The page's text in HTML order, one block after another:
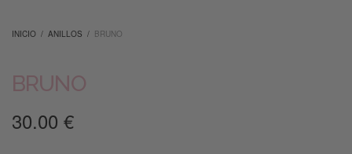
INICIO / ANILLOS / BRUNO
BRUNO
30.00€